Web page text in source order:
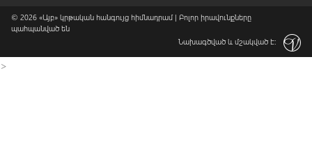
© 2026 «Այբ» կրթական հանգույց հիմնադրամ| Բոլոր իրավունքները
պահպանված են
Նախագծված և մշակված է:
>